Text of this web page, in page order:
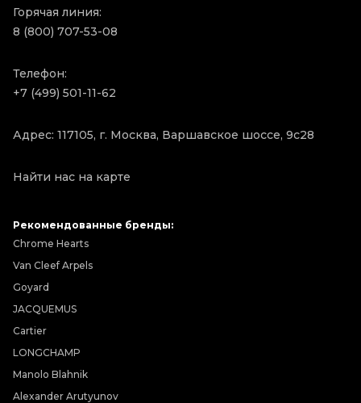
Горячая линия:
8 (800) 707-53-08
Телефон:
+7 (499) 501-11-62
Адрес: 117105, г. Москва, Варшавское шоссе, 9с28
Найти нас на карте
Рекомендованные бренды:
Chrome Hearts
Van Cleef Arpels
Goyard
JACQUEMUS
Cartier
LONGCHAMP
Manolo Blahnik
Alexander Arutyunov